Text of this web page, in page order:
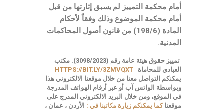
أمام محكمة التمييز لم يسبق إثارتها من قبل
أمام محكمة الموضوع وذلك وفقاً لأحكام
المادة (198/6) من قانون أصول المحاكمات
المدنية.
تمييز حقوق هيئة عامة رقم (3098/2023).
مكتب
العبادي للمحاماة
HTTPS://BIT.LY/3ZMVQXT
يمكنكم التواصل معنا من خلال موقعنا الالكتروني هذا
وبواسطة الواتس آب أو عبر أرقام الهواتف المدرجة
في الموقع، ومن خلال البريد الالكتروني المدرج على
موقعنا كما يمكنكم زيارة مكاتبنا في : الأردن ، عمان ،